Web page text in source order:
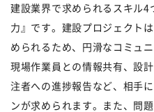
建設業界で求められるスキル
力』です。建設プロジェクト
められるため、円滑なコミュ
現場作業員との情報共有、設
注者への進捗報告など、相手
ンが求められます。また、問